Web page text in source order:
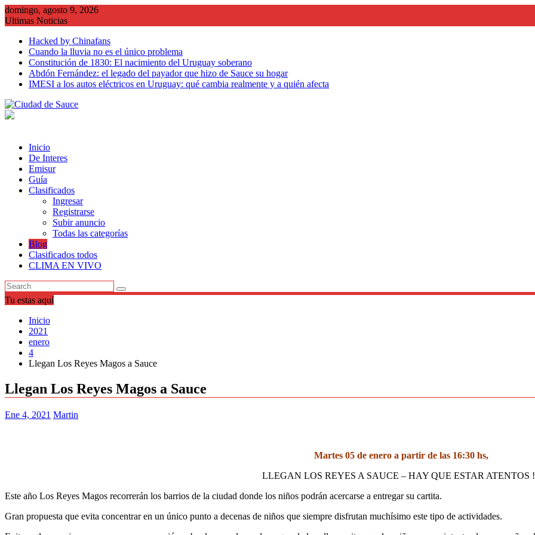
Saltar
al
domingo, agosto 9, 2026
Ultimas Noticias
Hacked by Chinafans
Cuando la lluvia no es el único problema
Constitución de 1830: El nacimiento del Uruguay soberano
Abdón Fernández: el legado del payador que hizo de Sauce su hogar
IMESI a los autos eléctricos en Uruguay: qué cambia realmente y a quién afecta
Inicio
De Interes
Emisur
Guía
Clasificados
Ingresar
Registrarse
Subir anuncio
Todas las categorías
Blog
Clasificados todos
CLIMA EN VIVO
Tu estas aquí
Inicio
2021
enero
4
Llegan Los Reyes Magos a Sauce
Llegan Los Reyes Magos a Sauce
Ene 4, 2021 Martin
Martes 05 de enero a partir de las 16:30 hs,
LLEGAN LOS REYES A SAUCE – HAY QUE ESTAR ATENTOS
Este año Los Reyes Magos recorrerán los barrios de la ciudad donde los niños podrán acercarse a entregar su cartita.
Gran propuesta que evita concentrar en un único punto a decenas de niños que siempre disfrutan muchísimo este tipo de actividades.